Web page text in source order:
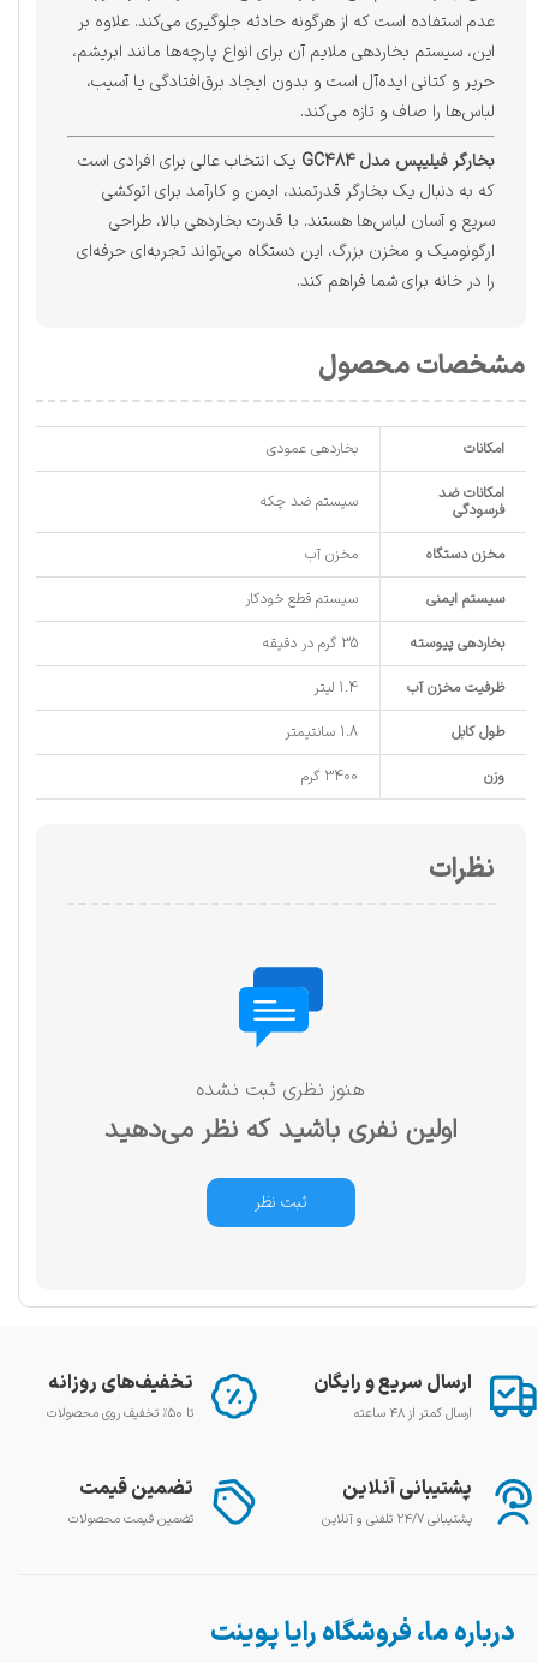
مشخصات محصول
امکانات بخاردهی عمودی
امکانات ضد
فرسودگی سیستم ضد چکه
مخزن دستگاه مخزن آب
سیستم ایمنی سیستم قطع خودکار
بخاردهی پیوسته 35 گرم در دقیقه
ظرفیت مخزن آب 1.4 لیتر
طول کابل 1.8 سانتیمتر
وزن 3400 گرم
عدم استفاده است که از هرگونه حادثه جلوگیری می‌کند. علاوه بر
این، سیستم بخاردهی ملایم آن برای انواع پارچه‌ها مانند ابریشم،
حریر و کتانی ایده‌آل است و بدون ایجاد برق‌افتادگی یا آسیب،
لباس‌ها را صاف و تازه می‌کند.
بخارگر فیلیپس مدل GC484
یک انتخاب عالی برای افرادی است
که به دنبال یک بخارگر قدرتمند، ایمن و کارآمد برای اتوکشی
سریع و آسان لباس‌ها هستند. با قدرت بخاردهی بالا، طراحی
ارگونومیک و مخزن بزرگ، این دستگاه می‌تواند تجربه‌ای حرفه‌ای
را در خانه برای شما فراهم کند.
نظرات
هنوز نظری ثبت نشده
اولین نفری باشید که نظر می‌دهید
ثبت نظر
درباره ما، فروشگاه رایا پوینت
ارسال سریع و رایگان
ارسال کمتر از ۴۸ ساعته
تخفیف‌های روزانه
تا ۵۰٪ تخفیف روی محصولات
پشتیبانی آنلاین
پشتیبانی ۲۴/۷ تلفنی و آنلاین
تضمین قیمت
تضمین قیمت محصولات